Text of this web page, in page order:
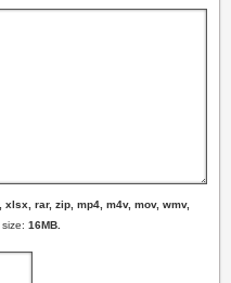
rar, zip, mp4, m4v, mov, wmv,
size: 16MB.